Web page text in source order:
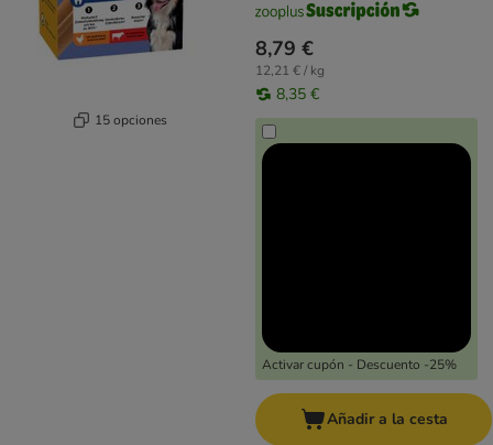
15 opciones
8,79 €
12,21 € / kg
8,35 €
Activar cupón - Descuento -25%
Añadir a la cesta